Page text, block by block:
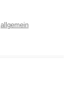
allgemein